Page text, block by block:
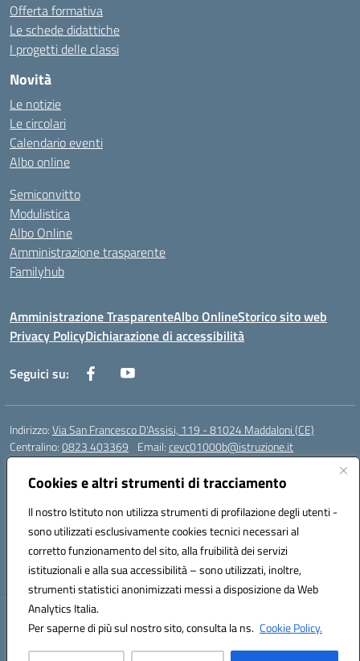
Cookies e altri strumenti di tracciamento
Il nostro Istituto non utilizza strumenti di profilazione degli utenti -
sono utilizzati esclusivamente cookies tecnici necessari al
corretto funzionamento del sito, alla fruibilità dei servizi
istituzionali e alla sua accessibilità – sono utilizzati, inoltre,
strumenti statistici anonimizzati messi a disposizione da Web
Analytics Italia.
Per saperne di più sul nostro sito, consulta la ns. Cookie Policy.
Offerta formativa
Le schede didattiche
I progetti delle classi
Novità
Le notizie
Le circolari
Calendario eventi
Albo online
Semiconvitto
Modulistica
Albo Online
Amministrazione trasparente
Familyhub
Amministrazione TrasparenteAlbo OnlineStorico sito web
Privacy PolicyDichiarazione di accessibilità
Seguici su:
Indirizzo:Via San Francesco D'Assisi, 119 - 81024 Maddaloni (CE)
Centralino:0823 403369 Email:cevc01000b@istruzione.it
Posta elettronica certificata (PEC):
Codice fiscale: 80004990612 (Convitto) - 93044680614 (Scuole
Annesse)
Codice meccanografico:CEVC01000B
Codice Indice delle Pubbliche Amministrazioni (IPA): istsc_cevc01000b
Codice unico di fatturazione (CUF): ZUT1RT
Hosting & Powered by 3D Solution S.r.l.
Concept & Design by Designers Italia